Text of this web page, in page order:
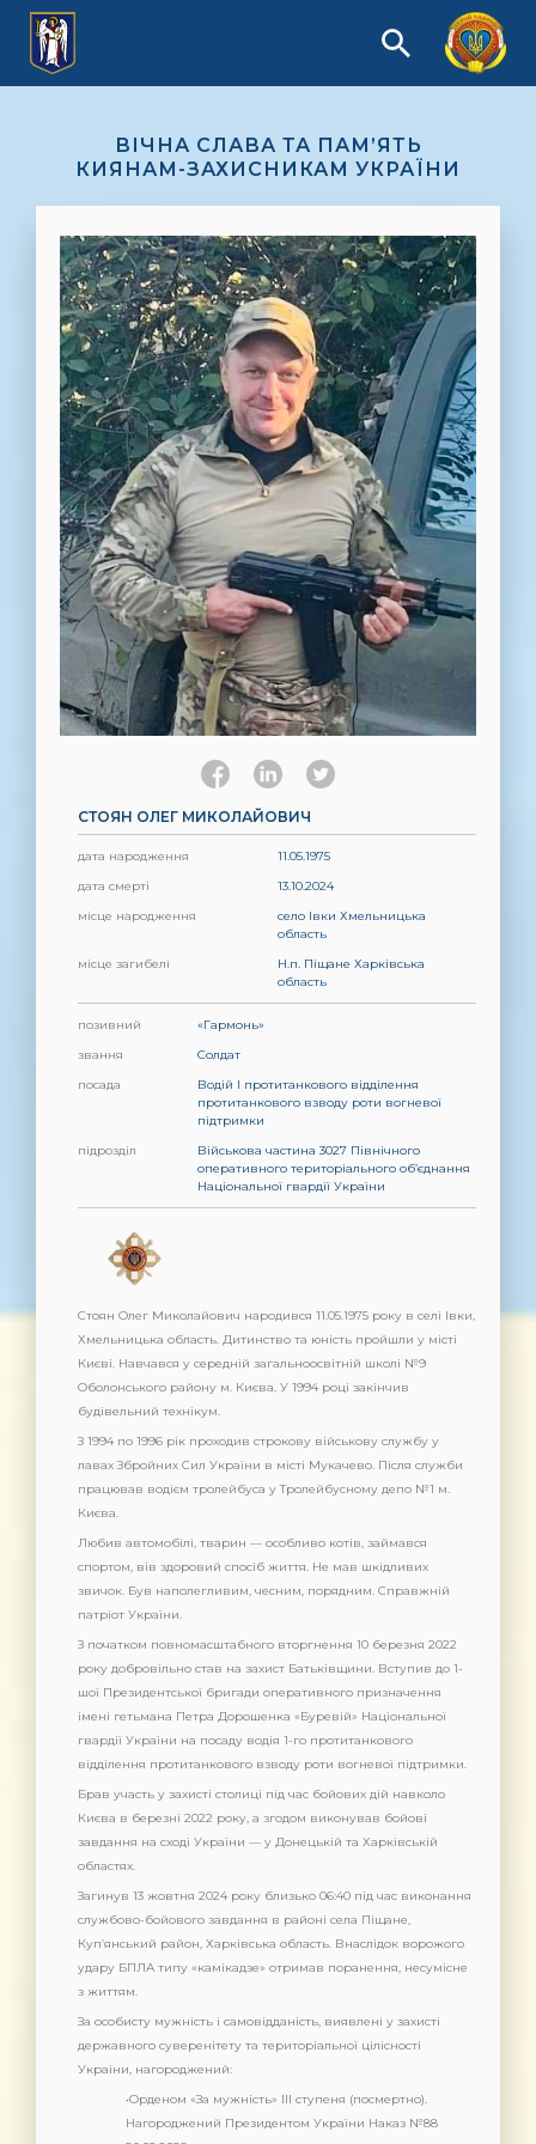
ВІЧНА СЛАВА ТА ПАМ’ЯТЬ
КИЯНАМ-ЗАХИСНИКАМ УКРАЇНИ
СТОЯН ОЛЕГ МИКОЛАЙОВИЧ
дата народження
11.05.1975
дата смерті
13.10.2024
місце народження
село Івки Хмельницька
область
місце загибелі
Н.п. Піщане Харківська
область
позивний
«Гармонь»
звання
Солдат
посада
Водій I протитанкового відділення
протитанкового взводу роти вогневої
підтримки
підрозділ
Військова частина 3027 Північного
оперативного територіального об’єднання
Національної гвардії України
Стоян Олег Миколайович народився 11.05.1975 року в селі Івки,
Хмельницька область. Дитинство та юність пройшли у місті
Києві. Навчався у середній загальноосвітній школі №9
Оболонського району м. Києва. У 1994 році закінчив
будівельний технікум.
З 1994 по 1996 рік проходив строкову військову службу у
лавах Збройних Сил України в місті Мукачево. Після служби
працював водієм тролейбуса у Тролейбусному депо №1 м.
Києва.
Любив автомобілі, тварин — особливо котів, займався
спортом, вів здоровий спосіб життя. Не мав шкідливих
звичок. Був наполегливим, чесним, порядним. Справжній
патріот України.
З початком повномасштабного вторгнення 10 березня 2022
року добровільно став на захист Батьківщини. Вступив до 1-
шої Президентської бригади оперативного призначення
імені гетьмана Петра Дорошенка «Буревій» Національної
гвардії України на посаду водія 1-го протитанкового
відділення протитанкового взводу роти вогневої підтримки.
Брав участь у захисті столиці під час бойових дій навколо
Києва в березні 2022 року, а згодом виконував бойові
завдання на сході України — у Донецькій та Харківській
областях.
Загинув 13 жовтня 2024 року близько 06:40 під час виконання
службово-бойового завдання в районі села Піщане,
Куп’янський район, Харківська область. Внаслідок ворожого
удару БПЛА типу «камікадзе» отримав поранення, несумісне
з життям.
За особисту мужність і самовідданість, виявлені у захисті
державного суверенітету та територіальної цілісності
України, нагороджений:
•Орденом «За мужність» III ступеня (посмертно).
Нагороджений Президентом України Наказ №88